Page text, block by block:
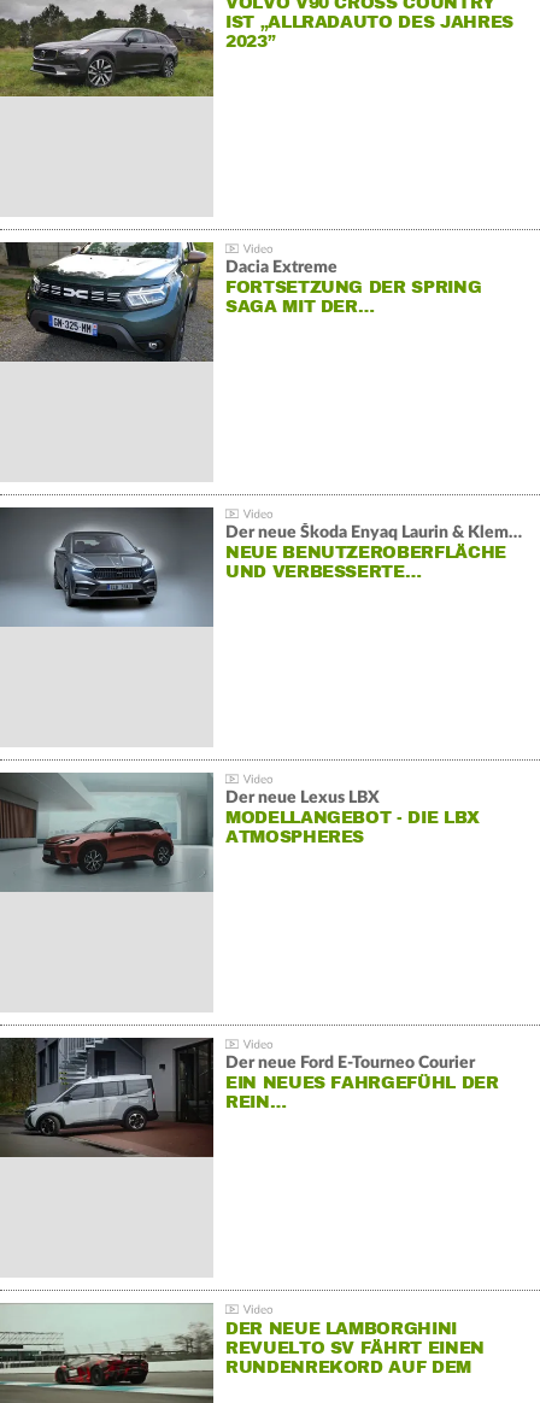
IST „ALLRADAUTO DES JAHRES
2023”
Dacia Extreme
FORTSETZUNG DER SPRING
SAGA MIT DER…
Der neue Škoda Enyaq Laurin & Klement
NEUE BENUTZEROBERFLÄCHE
UND VERBESSERTE…
Der neue Lexus LBX
MODELLANGEBOT - DIE LBX
ATMOSPHERES
Der neue Ford E-Tourneo Courier
EIN NEUES FAHRGEFÜHL DER
REIN…
DER NEUE LAMBORGHINI
REVUELTO SV FÄHRT EINEN
RUNDENREKORD AUF DEM